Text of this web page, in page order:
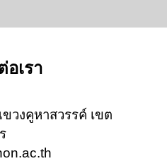
อเรา
วงคูหาสวรรค์ เขต